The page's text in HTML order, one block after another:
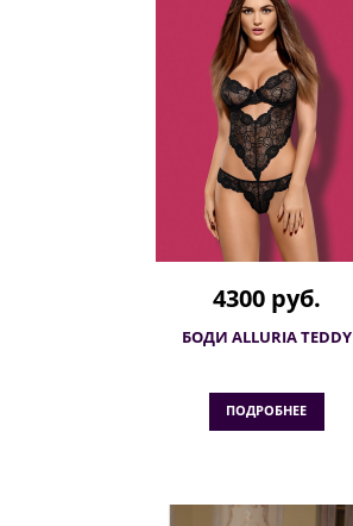
4300 руб.
БОДИ ALLURIA TEDDY
ПОДРОБНЕЕ